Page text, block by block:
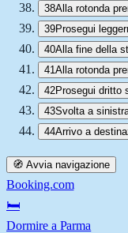
38Alla rotonda
39Prosegui
40Alla fine della
41Alla rotonda
42Prosegui dritto
43Svolta a
44Arrivo a
🧭 Avvia navigazione
Booking.com
🛏️
Dormire a Parma